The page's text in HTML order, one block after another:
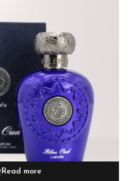
Read more